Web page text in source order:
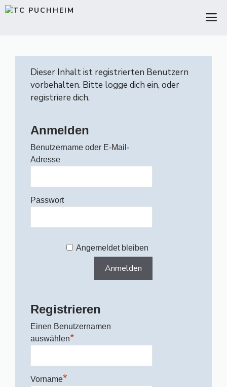
Zum
Dieser Inhalt ist registrierten Benutzern
vorbehalten. Bitte logge dich ein, oder
registriere dich.
Anmelden
Benutzername oder E-Mail-
Adresse
Passwort
Angemeldet bleiben
Registrieren
Einen Benutzernamen
auswählen*
Vorname*